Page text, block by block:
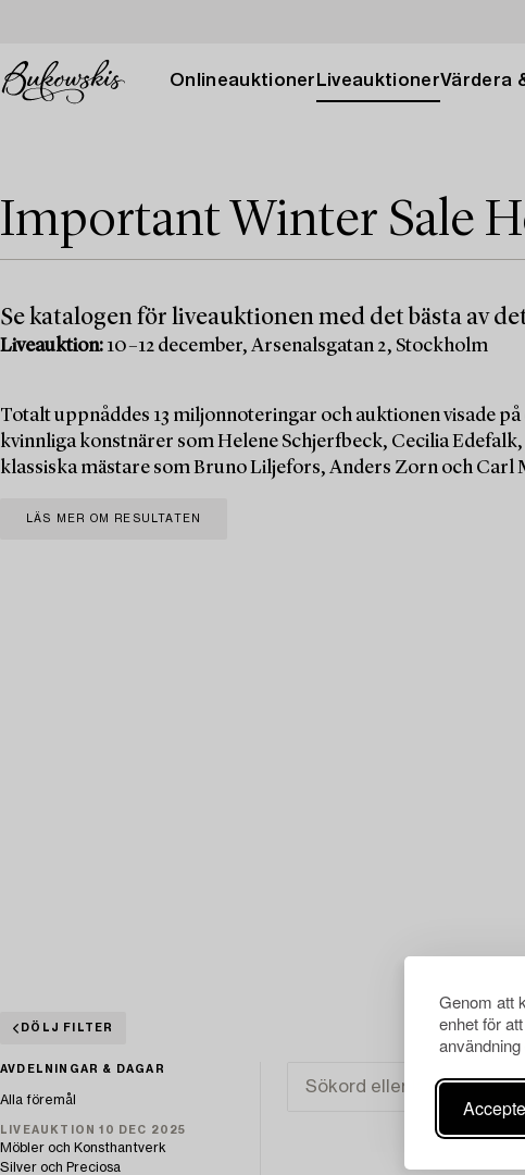
Genom att
enhet för
Onlineauktioner LiveauktionerVärdera
Important Winter Sale
Se katalogen för liveauktionen med det bästa av
Liveauktion: 10–12 december, Arsenalsgatan 2, Stockholm
Totalt uppnåddes 13 miljonnoteringar och auktionen visade
kvinnliga konstnärer som Helene Schjerfbeck, Cecilia
klassiska mästare som Bruno Liljefors, Anders Zorn och Carl
LÄS MER OM RESULTATEN
DÖLJ FILTER
AVDELNINGAR & DAGAR
Alla föremål
LIVEAUKTION 10 DEC 2025
Möbler och Konsthantverk
Silver och Preciosa